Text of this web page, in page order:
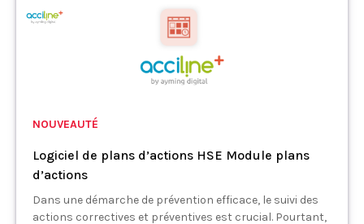
NOUVEAUTÉ
Logiciel de plans d’actions HSE Module plans
d’actions
Dans une démarche de prévention efficace, le suivi des
actions correctives et préventives est crucial. Pourtant,